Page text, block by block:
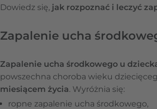
Dowiedz się, jak rozpoznać i leczyć
Zapalenie ucha
Zapalenie ucha środkowego u
powszechna choroba wieku
miesiącem życia. Wyróżnia się:
ropne zapalenie ucha środkowego,